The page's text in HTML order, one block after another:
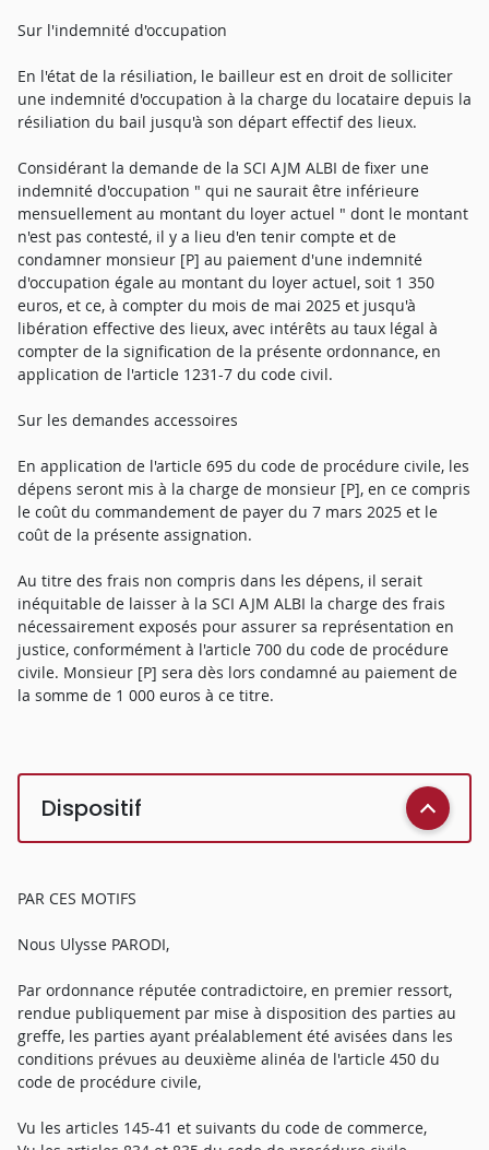
Sur l'indemnité d'occupation
En l'état de la résiliation, le bailleur est en droit de solliciter
une indemnité d'occupation à la charge du locataire depuis la
résiliation du bail jusqu'à son départ effectif des lieux.
Considérant la demande de la SCI AJM ALBI de fixer une
indemnité d'occupation " qui ne saurait être inférieure
mensuellement au montant du loyer actuel " dont le montant
n'est pas contesté, il y a lieu d'en tenir compte et de
condamner monsieur [P] au paiement d'une indemnité
d'occupation égale au montant du loyer actuel, soit 1 350
euros, et ce, à compter du mois de mai 2025 et jusqu'à
libération effective des lieux, avec intérêts au taux légal à
compter de la signification de la présente ordonnance, en
application de l'article 1231-7 du code civil.
Sur les demandes accessoires
En application de l'article 695 du code de procédure civile, les
dépens seront mis à la charge de monsieur [P], en ce compris
le coût du commandement de payer du 7 mars 2025 et le
coût de la présente assignation.
Au titre des frais non compris dans les dépens, il serait
inéquitable de laisser à la SCI AJM ALBI la charge des frais
nécessairement exposés pour assurer sa représentation en
justice, conformément à l'article 700 du code de procédure
civile. Monsieur [P] sera dès lors condamné au paiement de
la somme de 1 000 euros à ce titre.
Dispositif
PAR CES MOTIFS
Nous Ulysse PARODI,
Par ordonnance réputée contradictoire, en premier ressort,
rendue publiquement par mise à disposition des parties au
greffe, les parties ayant préalablement été avisées dans les
conditions prévues au deuxième alinéa de l'article 450 du
code de procédure civile,
Vu les articles 145-41 et suivants du code de commerce,